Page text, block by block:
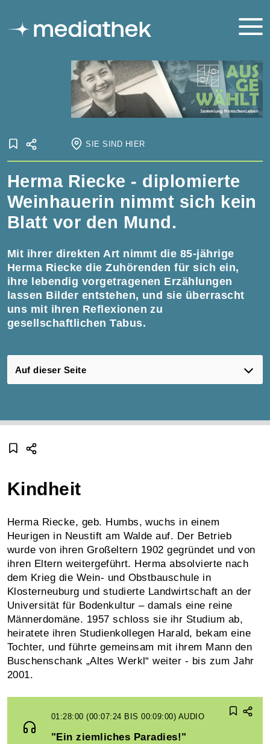
SIE SIND HIER
Startseite Onlineausstellungen
Ausgewählt
Ausgewählt: Herma Riecke
Herma Riecke - diplomierte
Weinhauerin nimmt sich kein
Blatt vor den Mund.
Mit ihrer direkten Art nimmt die 85-jährige
Herma Riecke die Zuhörenden für sich ein,
ihre lebendig vorgetragenen Erzählungen
lassen Bilder entstehen, und sie überrascht
uns mit ihren Reflexionen zu
gesellschaftlichen Tabus.
Auf dieser Seite
Kindheit
Herma Riecke, geb. Humbs, wuchs in einem
Heurigen in Neustift am Walde auf. Der Betrieb
wurde von ihren Großeltern 1902 gegründet und von
ihren Eltern weitergeführt. Herma absolvierte nach
dem Krieg die Wein- und Obstbauschule in
Klosterneuburg und studierte Landwirtschaft an der
Universität für Bodenkultur – damals eine reine
Männerdomäne. 1957 schloss sie ihr Studium ab,
heiratete ihren Studienkollegen Harald, bekam eine
Tochter, und führte gemeinsam mit ihrem Mann den
Buschenschank „Altes Werkl“ weiter - bis zum Jahr
2001.
01:28:00 (00:07:24 BIS 00:09:00) AUDIO
"Ein ziemliches Paradies!"